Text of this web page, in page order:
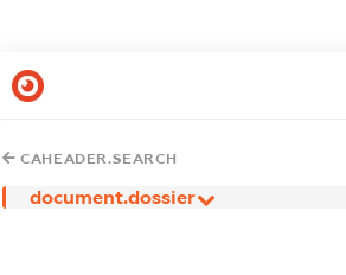
CAHEADER.SEARCH
document.dossier